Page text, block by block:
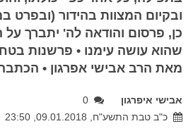
ובקיום המצוות בהידור (ובפרט
כן, פרסום והודאה לה' יתברך על
שהוא עושה עימנו • פרשנות
מאת הרב אבישי אפרגון •
אבישי איפרגון
0
כ"ב טבת התשע"ח, 09.01.2018, 23:50